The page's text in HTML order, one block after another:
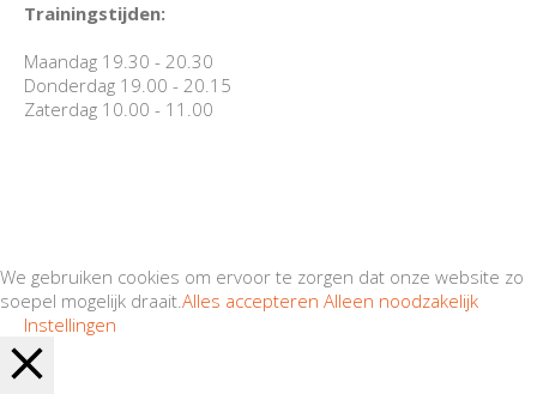
Trainingstijden:
Maandag 19.30 - 20.30
Donderdag 19.00 - 20.15
Zaterdag 10.00 - 11.00
We gebruiken cookies om ervoor te zorgen dat onze website zo
soepel mogelijk draait.Alles accepteren Alleen noodzakelijk
Instellingen